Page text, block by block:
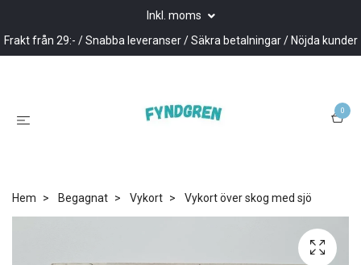
Inkl. moms
Frakt från 29:- / Snabba leveranser / Säkra betalningar / Nöjda kunder
0
Hem Begagnat Vykort Vykort över skog med sjö